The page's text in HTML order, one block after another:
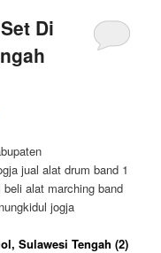
Di
Sulawesi Tengah (2)